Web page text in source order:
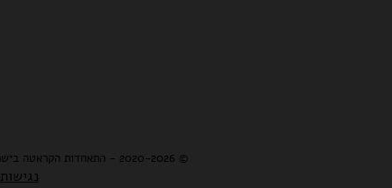
© 2020-2026 - התאחדות הקראטה בישראל | בניית האתר: אמציה דויטש
נגישות